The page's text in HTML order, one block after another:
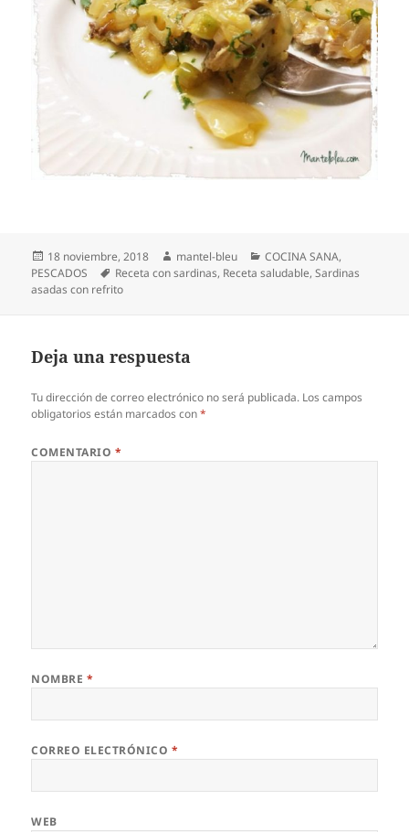
Publicado
el
18 noviembre, 2018 Autor
mantel-bleu Categorías
COCINA SANA,
PESCADOS
Etiquetas
Receta con sardinas, Receta saludable,Sardinas
asadas con refrito
Deja una respuesta
Tu dirección de correo electrónico no será publicada. Los campos
obligatorios están marcados con*
COMENTARIO *
NOMBRE *
CORREO ELECTRÓNICO *
WEB